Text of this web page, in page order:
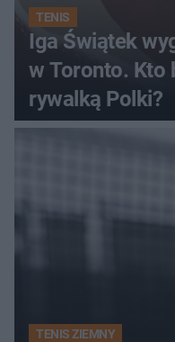
TENIS
Iga Świątek
w Toronto. Kto
rywalką Polki?
TENIS ZIEMNY